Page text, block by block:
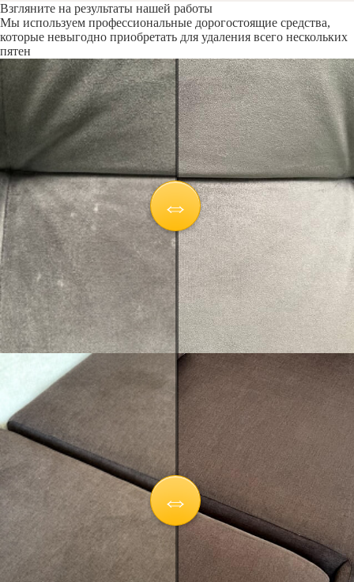
Взгляните на результаты нашей работы
Мы используем профессиональные дорогостоящие средства,
которые невыгодно приобретать для удаления всего нескольких
пятен